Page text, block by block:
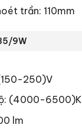
trần: 110mm
9W
250)V
(4000-6500)K
lm